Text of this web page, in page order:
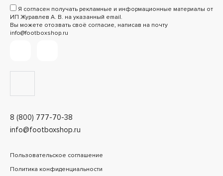
8 (800) 777-70-38
info@footboxshop.ru
Я согласен получать рекламные и информационные материалы от
ИП Журавлев А. В. на указанный email.
Вы можете отозвать своё согласие, написав на почту
info@footboxshop.ru
Пользовательское соглашение
Политика конфиденциальности